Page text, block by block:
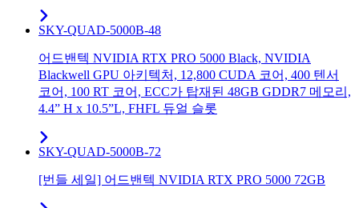
SKY-QUAD-5000B-48
어드밴텍 NVIDIA RTX PRO 5000 Black, NVIDIA
Blackwell GPU 아키텍처, 12,800 CUDA 코어, 400 텐서
코어, 100 RT 코어, ECC가 탑재된 48GB GDDR7 메모리,
4.4” H x 10.5”L, FHFL 듀얼 슬롯
SKY-QUAD-5000B-72
[번들 세일] 어드밴텍 NVIDIA RTX PRO 5000 72GB